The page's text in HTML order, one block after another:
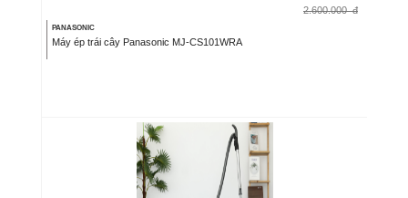
2.600.000 đ
PANASONIC
Máy ép trái cây Panasonic MJ-CS101WRA